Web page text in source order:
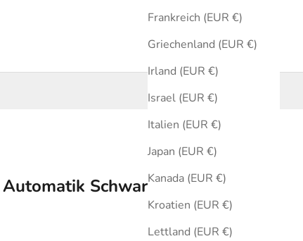
Frankreich (EUR €)
Griechenland (EUR €)
Irland (EUR €)
Israel (EUR €)
Italien (EUR €)
Japan (EUR €)
Kanada (EUR €)
Kroatien (EUR €)
Lettland (EUR €)
Schwarz 44 mm